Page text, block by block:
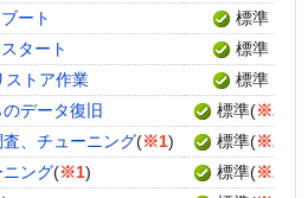
ート
標準
タート
標準
ストア作業
標準
データ復旧
標準(※2
、チューニング(※1) 標準(※2
ング(※1) 標準(※2